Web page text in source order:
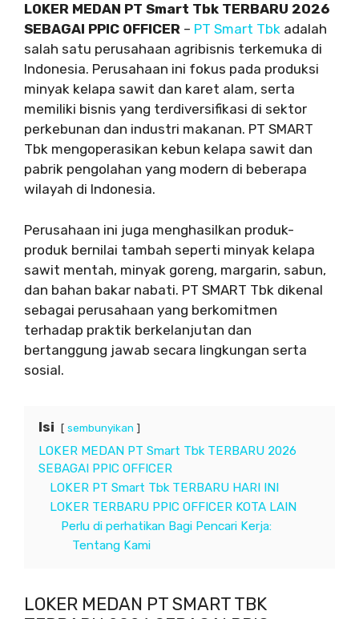
LOKER MEDAN PT Smart Tbk TERBARU 2026
SEBAGAI PPIC OFFICER – PT Smart Tbk adalah
salah satu perusahaan agribisnis terkemuka di
Indonesia. Perusahaan ini fokus pada produksi
minyak kelapa sawit dan karet alam, serta
memiliki bisnis yang terdiversifikasi di sektor
perkebunan dan industri makanan. PT SMART
Tbk mengoperasikan kebun kelapa sawit dan
pabrik pengolahan yang modern di beberapa
wilayah di Indonesia.
Perusahaan ini juga menghasilkan produk-
produk bernilai tambah seperti minyak kelapa
sawit mentah, minyak goreng, margarin, sabun,
dan bahan bakar nabati. PT SMART Tbk dikenal
sebagai perusahaan yang berkomitmen
terhadap praktik berkelanjutan dan
bertanggung jawab secara lingkungan serta
sosial.
Isi sembunyikan
LOKER MEDAN PT Smart Tbk TERBARU 2026
SEBAGAI PPIC OFFICER
LOKER PT Smart Tbk TERBARU HARI INI
LOKER TERBARU PPIC OFFICER KOTA LAIN
Perlu di perhatikan Bagi Pencari Kerja:
Tentang Kami
LOKER MEDAN PT SMART TBK